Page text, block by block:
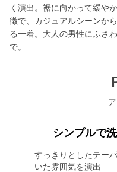
く演出。裾に向かって緩や
徴で、カジュアルシーンか
る一着。大人の男性にふさ
で。
シンプルで
すっきりとしたテー
いた雰囲気を演出